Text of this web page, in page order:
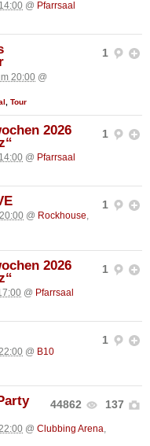
@ Pfarrsaal
1
20:00 @
Tour
1
2026
@ Pfarrsaal
1
@ Rockhouse,
1
2026
@ Pfarrsaal
1
@ B10
44862 137
@ Clubbing Arena